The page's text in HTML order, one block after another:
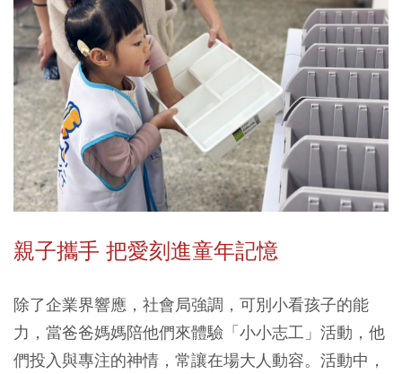
親子攜手 把愛刻進童年記憶
除了企業界響應，社會局強調，可別小看孩子的能
力，當爸爸媽媽陪他們來體驗「小小志工」活動，他
們投入與專注的神情，常讓在場大人動容。活動中，